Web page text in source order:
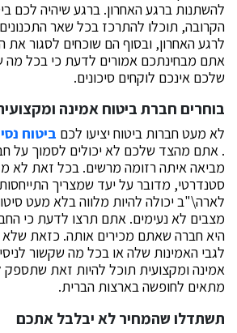
להשתנות ברגע האחרון. ברגע שיהיה לכם
הקרובה, תוכלו להתרכז בכל שאר
לרגע האחרון, ובסוף הם שוכחים לסגור
אתם מבחינתכם אמורים לדעת כי בכל מה
שלכם אינכם לוקחים סיכונים.
בוחרים חברת ביטוח אמינה
לא מעט חברות ביטוח יציעו לכם ביטוח
. אתם מהצד שלכם לא יכולים לסמוך על
מביאה איתה רזומה מרשים. בכל זאת לא
סטנדרטי, מדובר על יעד שמצריך
לארה\"ב יכולה להיות מלווה בלא מעט
מצבים לא נעימים. אתם תרצו לדעת כי
היא חברה שאתם מכירים אותה. כזאת שלא
לגבי האמינות שלה או בכל מה שקשור
אמינה ומקצועית תוכל להיות זאת שתספק
מתאים לחופשה בארצות הברית.
תשתדלו שהמחיר לא יבלבל אתכם